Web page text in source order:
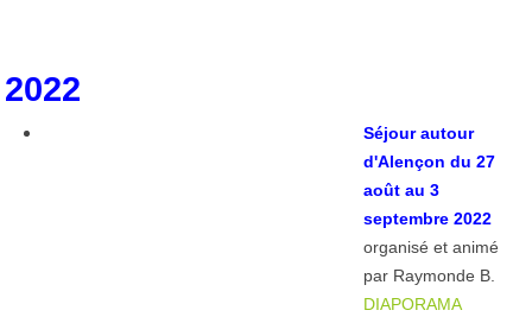
2022
Séjour autour
d'Alençon du 27
août au 3
septembre 2022
organisé et animé
par Raymonde B.
DIAPORAMA